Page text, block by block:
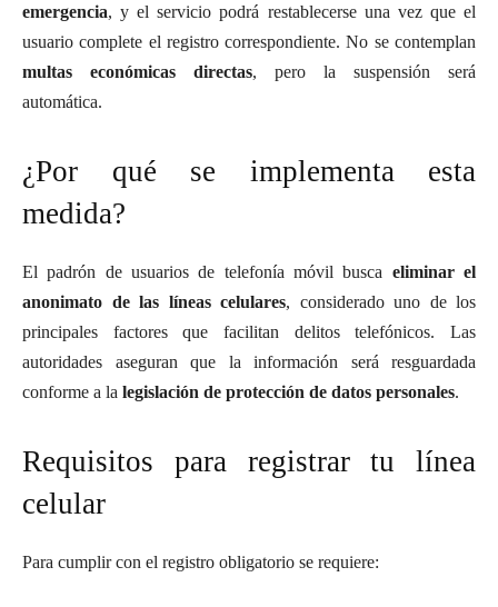
emergencia, y el servicio podrá restablecerse una vez que el
usuario complete el registro correspondiente. No se contemplan
multas económicas directas, pero la suspensión será
automática.
¿Por qué se implementa esta
medida?
El padrón de usuarios de telefonía móvil busca eliminar el
anonimato de las líneas celulares, considerado uno de los
principales factores que facilitan delitos telefónicos. Las
autoridades aseguran que la información será resguardada
conforme a la legislación de protección de datos personales.
Requisitos para registrar tu línea
celular
Para cumplir con el registro obligatorio se requiere: